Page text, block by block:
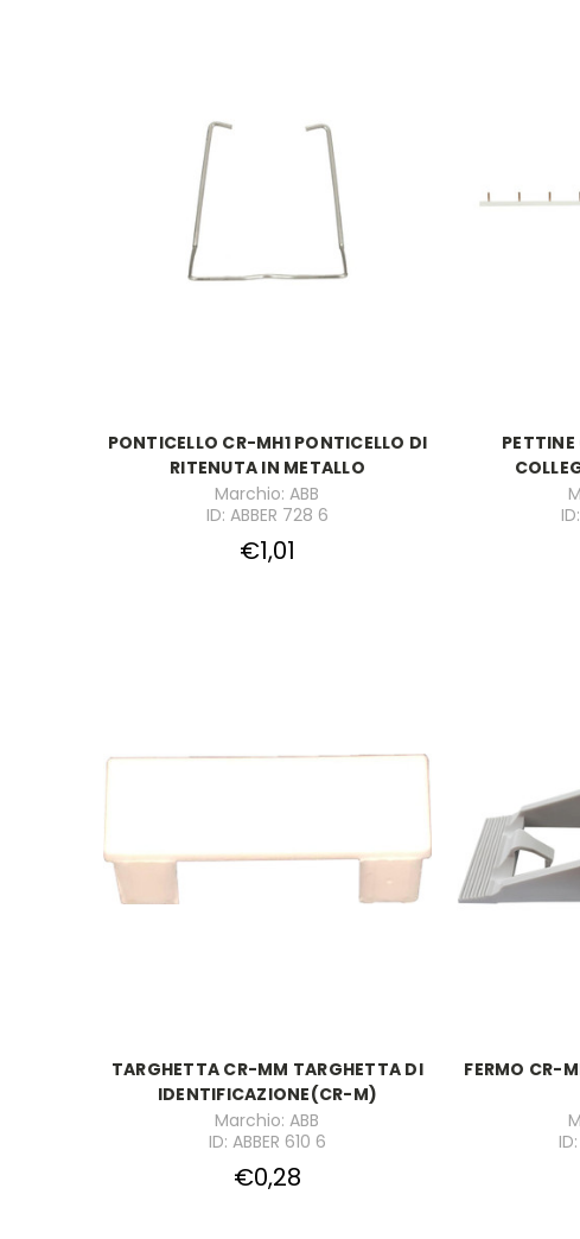
PONTICELLO CR-MH1 PONTICELLO DI
RITENUTA IN METALLO
Marchio: ABB
ID: ABBER 728 6
€1,01
TARGHETTA CR-MM TARGHETTA DI
IDENTIFICAZIONE(CR-M)
Marchio: ABB
ID: ABBER 610 6
€0,28
FERMO CR-